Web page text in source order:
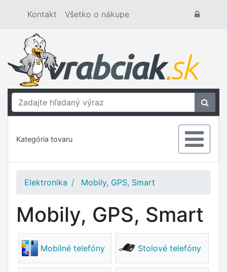
Kontakt Všetko o nákupe
Kategória tovaru
Elektronika Mobily, GPS, Smart
Mobily, GPS, Smart
Mobilné telefóny Stolové telefóny